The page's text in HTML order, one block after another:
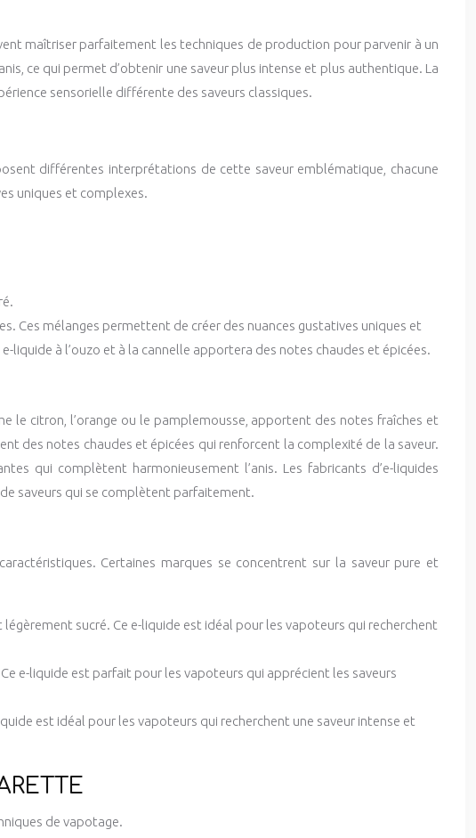
maîtriser parfaitement les techniques de production pour parvenir à un
ce qui permet d’obtenir une saveur plus intense et plus authentique. La
sensorielle différente des saveurs classiques.
différentes interprétations de cette saveur emblématique, chacune
uniques et complexes.
Ces mélanges permettent de créer des nuances gustatives uniques et
liquide à l’ouzo et à la cannelle apportera des notes chaudes et épicées.
le citron, l’orange ou le pamplemousse, apportent des notes fraîches et
des notes chaudes et épicées qui renforcent la complexité de la saveur.
qui complètent harmonieusement l’anis. Les fabricants d’e-liquides
saveurs qui se complètent parfaitement.
Certaines marques se concentrent sur la saveur pure et
sucré. Ce e-liquide est idéal pour les vapoteurs qui recherchent
e-liquide est parfait pour les vapoteurs qui apprécient les saveurs
est idéal pour les vapoteurs qui recherchent une saveur intense et
de vapotage.